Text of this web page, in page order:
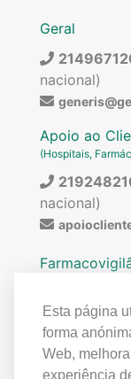
Esta página
forma
Web,
experiência
Geral
nacional)
Apoio ao
(Hospitais,
nacional)
com
contactar: